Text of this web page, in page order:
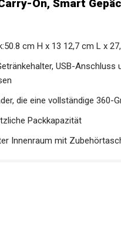
On, Smart
cm H x 13 12,7 cm L x
USB-Anschluss
die eine vollständige 360-
Packkapazität
Innenraum mit